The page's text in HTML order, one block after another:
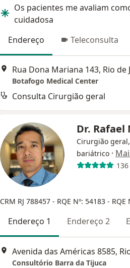
Os pacientes me avaliam
cuidadosa
Endereço
Teleconsulta
Rua Dona Mariana 143, Rio de
Botafogo Medical Center
Consulta Cirurgião geral
Dr. Rafael
Cirurgião
bariátrico ·
CRM RJ 788457 - RQE Nº: 54183 - RQE
Endereço 1 Endereço 2
Consultório Barra da Tijuca